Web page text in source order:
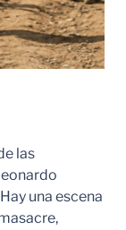
las
una escena